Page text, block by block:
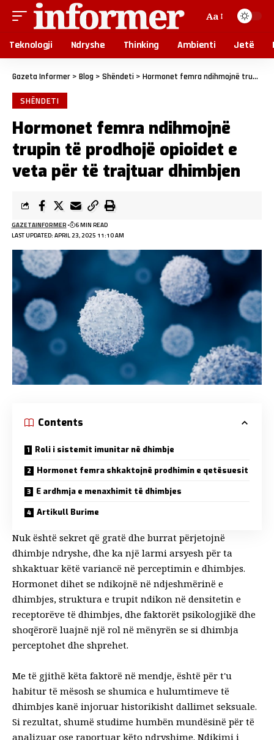
Aa
Teknologji Ndryshe Thinking Ambienti Jetë
Gazeta Informer > Blog > Shëndeti > Hormonet femra ndihmojnë trupin të prodhojë opioidet e veta për të trajtuar dhimbjen
SHËNDETI
Hormonet femra ndihmojnë
trupin të prodhojë opioidet e
veta për të trajtuar dhimbjen
LAST UPDATED: APRIL 23, 2025 11:10 AM
GAZETAINFORMER 6 MIN READ
Contents
Roli i sistemit imunitar në dhimbje
Hormonet femra shkaktojnë prodhimin e qetësuesit
E ardhmja e menaxhimit të dhimbjes
Artikull Burime
Nuk është sekret që gratë dhe burrat përjetojnë
dhimbje ndryshe, dhe ka një larmi arsyesh për ta
shkaktuar këtë variancë në perceptimin e dhimbjes.
Hormonet dihet se ndikojnë në ndjeshmërinë e
dhimbjes, struktura e trupit ndikon në densitetin e
receptorëve të dhimbjes, dhe faktorët psikologjikë dhe
shoqërorë luajnë një rol në mënyrën se si dhimbja
perceptohet dhe shprehet.
Me të gjithë këta faktorë në mendje, është për t'u
habitur të mësosh se shumica e hulumtimeve të
dhimbjes kanë injoruar historikisht dallimet seksuale.
Si rezultat, shumë studime humbën mundësinë për të
analizuar ose raportuar këto ndryshime. Ndikimi i